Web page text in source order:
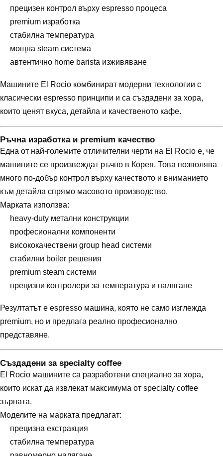
прецизен контрол върху espresso процеса
premium изработка
стабилна температура
мощна steam система
автентично home barista изживяване
Машините El Rocio комбинират модерни технологии с
класически espresso принципи и са създадени за хора,
които ценят вкуса, детайла и качественото кафе.
Ръчна изработка и premium качество
Една от най-големите отличителни черти на El Rocio е, че
машините се произвеждат ръчно в Корея. Това позволява
много по-добър контрол върху качеството и вниманието
към детайла спрямо масовото производство.
Марката използва:
heavy-duty метални конструкции
професионални компоненти
висококачествени group head системи
стабилни boiler решения
premium steam системи
прецизни контролери за температура и налягане
Резултатът е espresso машина, която не само изглежда
premium, но и предлага реално професионално
представяне.
Създадени за specialty coffee
El Rocio машините са разработени специално за хора,
които искат да извлекат максимума от specialty coffee
зърната.
Моделите на марката предлагат:
прецизна екстракция
стабилна температура